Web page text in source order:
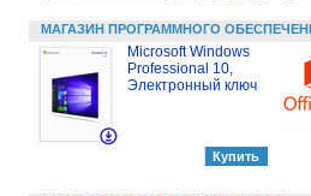
МАГАЗИН ПРОГРАММНОГО
Microsoft Windows
Professional 10,
Электронный ключ